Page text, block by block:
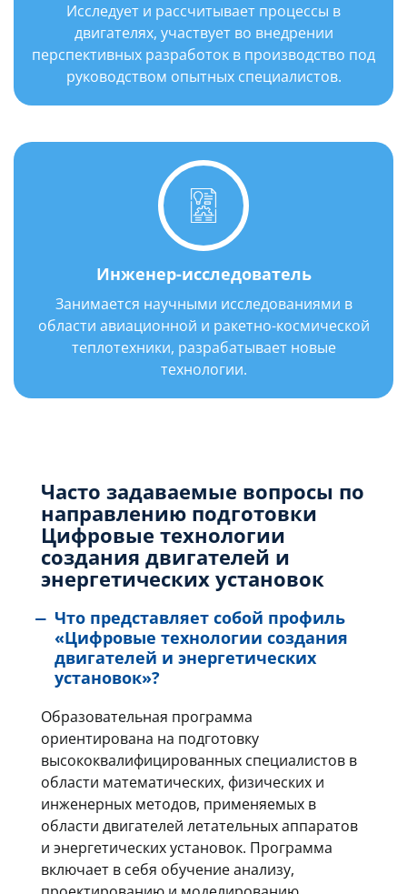
Исследует и рассчитывает процессы в
двигателях, участвует во внедрении
перспективных разработок в производство под
руководством опытных специалистов.
Инженер-исследователь
Занимается научными исследованиями в
области авиационной и ракетно-космической
теплотехники, разрабатывает новые
технологии.
Часто задаваемые вопросы по
направлению подготовки
Цифровые технологии
создания двигателей и
энергетических установок
Что представляет собой профиль
«Цифровые технологии создания
двигателей и энергетических
установок»?
Образовательная программа
ориентирована на подготовку
высококвалифицированных специалистов в
области математических, физических и
инженерных методов, применяемых в
области двигателей летательных аппаратов
и энергетических установок. Программа
включает в себя обучение анализу,